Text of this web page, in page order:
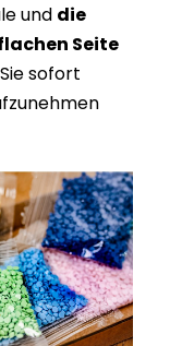
und die
Seite
sofort